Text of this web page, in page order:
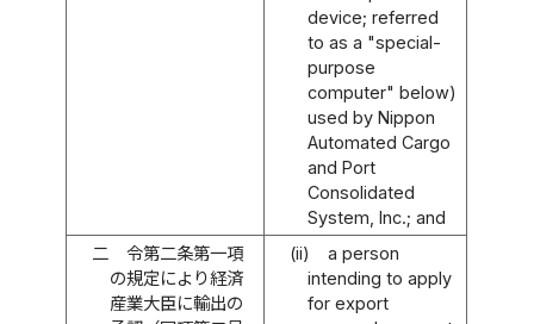
device; referred
to as a "special-
purpose
computer" below)
used by Nippon
Automated Cargo
and Port
Consolidated
System, Inc.; and
二
令第二条第一項
の規定により経済
産業大臣に輸出の
(ii)
a person
intending to apply
for export